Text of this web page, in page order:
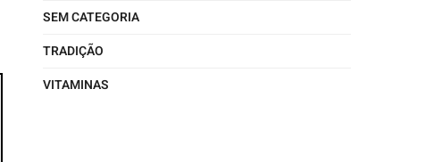
SEM CATEGORIA
TRADIÇÃO
VITAMINAS